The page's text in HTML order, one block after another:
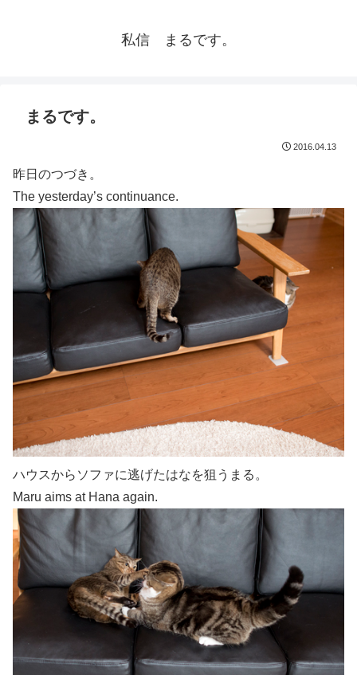
私信 まるです。
まるです。
2016.04.13
昨日のつづき。
The yesterday’s continuance.
ハウスからソファに逃げたはなを狙うまる。
Maru aims at Hana again.